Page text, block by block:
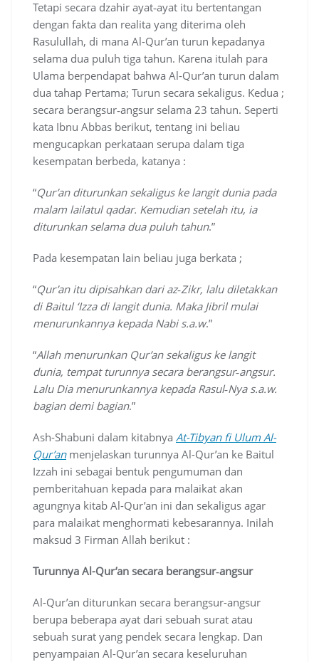
Tetapi secara dzahir ayat‐ayat itu bertentangan
dengan fakta dan realita yang diterima oleh
Rasulullah, di mana Al-Qur’an turun kepadanya
selama dua puluh tiga tahun. Karena itulah para
Ulama berpendapat bahwa Al-Qur’an turun dalam
dua tahap Pertama; Turun secara sekaligus. Kedua ;
secara berangsur‐angsur selama 23 tahun. Seperti
kata Ibnu Abbas berikut, tentang ini beliau
mengucapkan perkataan serupa dalam tiga
kesempatan berbeda, katanya :
“Qur’an diturunkan sekaligus ke langit dunia pada
malam lailatul qadar. Kemudian setelah itu, ia
diturunkan selama dua puluh tahun.”
Pada kesempatan lain beliau juga berkata ;
“Qur’an itu dipisahkan dari az‐Zikr, lalu diletakkan
di Baitul ‘Izza di langit dunia. Maka Jibril mulai
menurunkannya kepada Nabi s.a.w.”
“Allah menurunkan Qur’an sekaligus ke langit
dunia, tempat turunnya secara berangsur‐angsur.
Lalu Dia menurunkannya kepada Rasul‐Nya s.a.w.
bagian demi bagian.”
Ash-Shabuni dalam kitabnya At-Tibyan fi Ulum Al-
Qur’anmenjelaskan turunnya Al-Qur’an ke Baitul
Izzah ini sebagai bentuk pengumuman dan
pemberitahuan kepada para malaikat akan
agungnya kitab Al-Qur’an ini dan sekaligus agar
para malaikat menghormati kebesarannya. Inilah
maksud 3 Firman Allah berikut :
Turunnya Al-Qur’an secara berangsur‐angsur
Al-Qur’an diturunkan secara berangsur-angsur
berupa beberapa ayat dari sebuah surat atau
sebuah surat yang pendek secara lengkap. Dan
penyampaian Al-Qur’an secara keseluruhan